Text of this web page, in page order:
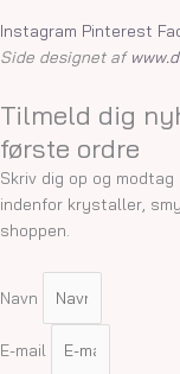
Instagram Pinterest
Side designet af
Tilmeld dig
første ordre
Skriv dig op og
indenfor krystaller,
shoppen.
Navn
E-mail